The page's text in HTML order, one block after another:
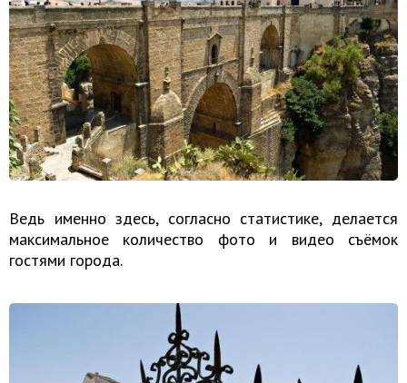
Ведь именно здесь, согласно статистике, делается
максимальное количество фото и видео съёмок
гостями города.